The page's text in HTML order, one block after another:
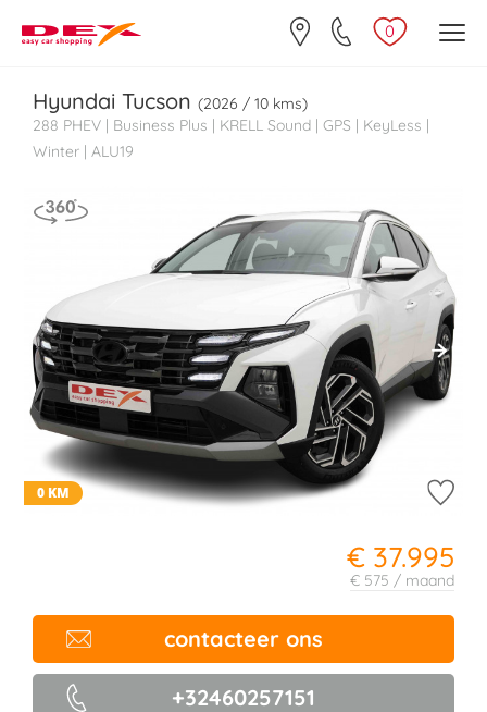
0
Hyundai Tucson (2026 / 10 kms)
288 PHEV | Business Plus | KRELL Sound | GPS | KeyLess |
Winter | ALU19
0 KM
€ 37.995
€ 575 / maand
contacteer ons
+32460257151